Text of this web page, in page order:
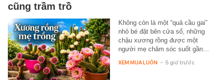
cũng trầm trồ
Không còn là một “quả cầu gai”
nhỏ bé đặt bên cửa sổ, những
chậu xương rồng được một
người mẹ chăm sóc suốt gần…
XEM MUA LUÔN - 5 giờ trước